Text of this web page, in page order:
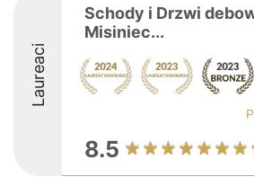
Laureaci
Schody i Drzwi
Misiniec...
8.5